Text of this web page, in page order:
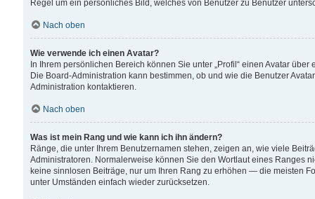
Regel um ein persönliches Bild, welches von Benutzer zu Benutzer
Nach oben
Wie verwende ich einen Avatar?
In Ihrem persönlichen Bereich können Sie unter „Profil“ einen Avatar
Die Board-Administration kann bestimmen, ob und wie die Benutzer
Administration kontaktieren.
Nach oben
Was ist mein Rang und wie kann ich ihn ändern?
Ränge, die unter Ihrem Benutzernamen stehen, zeigen an, wie viele
Administratoren. Normalerweise können Sie den Wortlaut eines Ranges
keine sinnlosen Beiträge, nur um Ihren Rang zu erhöhen — die meisten
unter Umständen einfach wieder zurücksetzen.